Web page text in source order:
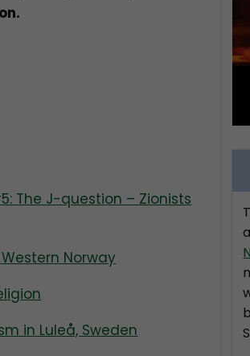
The J-question – Zionists
Norway
in Luleå, Sweden